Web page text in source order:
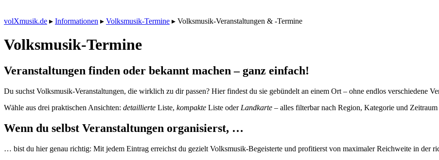
volXmusik.de ▸ Informationen ▸ Volksmusik-Termine ▸ Volksmusik-Veranstaltungen & -Termine
Volksmusik-Termine
Veranstaltungen finden oder bekannt machen – ganz einfach!
Du suchst Volksmusik-Veranstaltungen, die wirklich zu dir passen? Hier findest du sie gebündelt an einem Ort – ohne endlos verschiedene
Wähle aus drei praktischen Ansichten: detaillierte Liste, kompakte Liste oder Landkarte – alles filterbar nach Region, Kategorie und Zeitraum
Wenn du selbst Veranstaltungen organisierst, …
… bist du hier genau richtig: Mit jedem Eintrag erreichst du gezielt Volksmusik-Begeisterte und profitierst von maximaler Reichweite in der